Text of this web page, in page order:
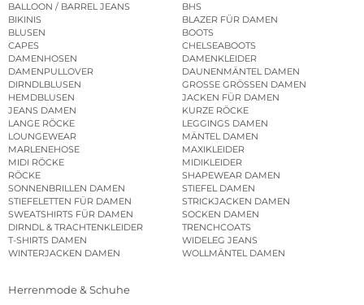
BALLOON / BARREL JEANS
BHS
BIKINIS
BLAZER FÜR DAMEN
BLUSEN
BOOTS
CAPES
CHELSEABOOTS
DAMENHOSEN
DAMENKLEIDER
DAMENPULLOVER
DAUNENMÄNTEL DAMEN
DIRNDLBLUSEN
GROSSE GRÖSSEN DAMEN
HEMDBLUSEN
JACKEN FÜR DAMEN
JEANS DAMEN
KURZE RÖCKE
LANGE RÖCKE
LEGGINGS DAMEN
LOUNGEWEAR
MÄNTEL DAMEN
MARLENEHOSE
MAXIKLEIDER
MIDI RÖCKE
MIDIKLEIDER
RÖCKE
SHAPEWEAR DAMEN
SONNENBRILLEN DAMEN
STIEFEL DAMEN
STIEFELETTEN FÜR DAMEN
STRICKJACKEN DAMEN
SWEATSHIRTS FÜR DAMEN
SOCKEN DAMEN
DIRNDL & TRACHTENKLEIDER
TRENCHCOATS
T-SHIRTS DAMEN
WIDELEG JEANS
WINTERJACKEN DAMEN
WOLLMÄNTEL DAMEN
Herrenmode & Schuhe